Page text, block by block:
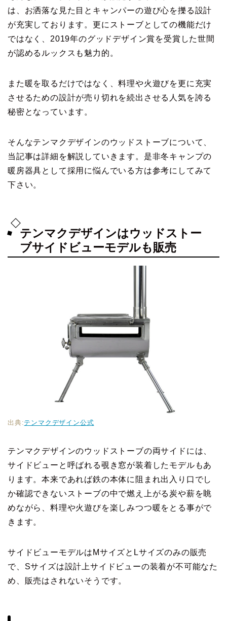
は、お洒落な見た目とキャンパーの遊び心を擽る設計
が充実しております。更にストーブとしての機能だけ
ではなく、2019年のグッドデザイン賞を受賞した世間
が認めるルックスも魅力的。
また暖を取るだけではなく、料理や火遊びを更に充実
させるための設計が売り切れを続出させる人気を誇る
秘密となっています。
そんなテンマクデザインのウッドストーブについて、
当記事は詳細を解説していきます。是非冬キャンプの
暖房器具として採用に悩んでいる方は参考にしてみて
下さい。
テンマクデザインはウッドストー
ブサイドビューモデルも販売
出典:テンマクデザイン公式
テンマクデザインのウッドストーブの両サイドには、
サイドビューと呼ばれる覗き窓が装着したモデルもあ
ります。本来であれば鉄の本体に阻まれ出入り口でし
か確認できないストーブの中で燃え上がる炭や薪を眺
めながら、料理や火遊びを楽しみつつ暖をとる事がで
きます。
サイドビューモデルはMサイズとLサイズのみの販売
で、Sサイズは設計上サイドビューの装着が不可能なた
め、販売はされないそうです。